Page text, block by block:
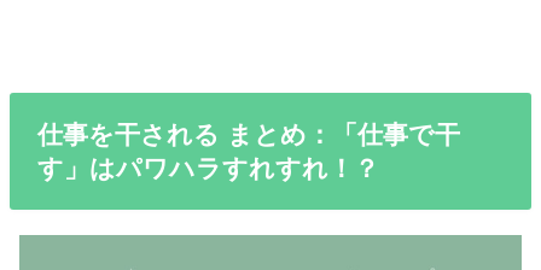
仕事を干される まとめ：「仕事で干
す」はパワハラすれすれ！？